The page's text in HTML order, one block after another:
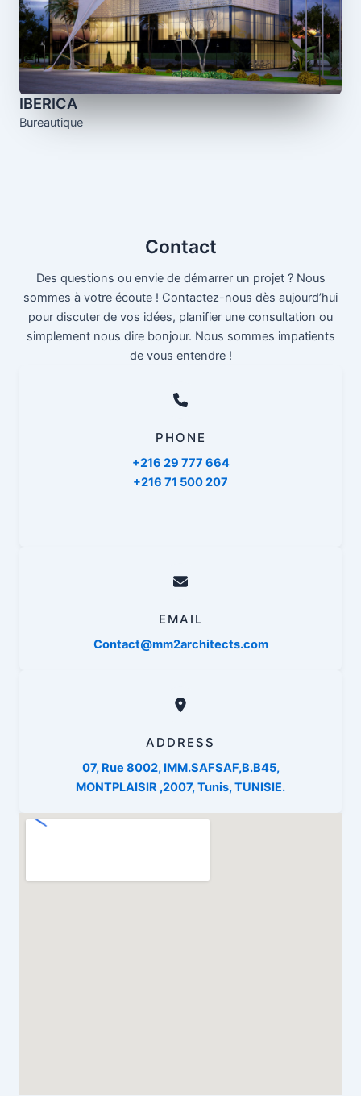
IBERICA
Bureautique
Contact
Des questions ou envie de démarrer un projet ? Nous
sommes à votre écoute ! Contactez-nous dès aujourd’hui
pour discuter de vos idées, planifier une consultation ou
simplement nous dire bonjour. Nous sommes impatients
de vous entendre !
PHONE
+216 29 777 664
+216 71 500 207
EMAIL
Contact@mm2architects.com
ADDRESS
07, Rue 8002, IMM.SAFSAF,B.B45,
MONTPLAISIR ,2007, Tunis, TUNISIE.